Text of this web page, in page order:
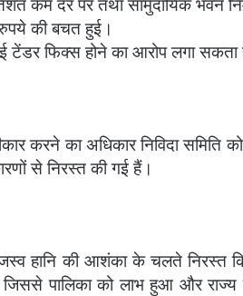
कम दर पर तथा सामुदायिक भवन
की बचत हुई।
टेंडर फिक्स होने का आरोप लगा सकता
करने का अधिकार निविदा समिति
से निरस्त की गई हैं।
हानि की आशंका के चलते निरस्त
पालिका को लाभ हुआ और राज्य